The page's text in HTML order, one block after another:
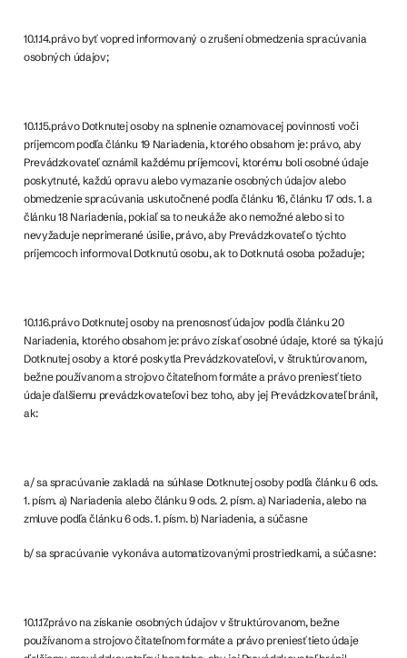
10.1.14.právo byť vopred informovaný o zrušení obmedzenia spracúvania
osobných údajov;
10.1.15.právo Dotknutej osoby na splnenie oznamovacej povinnosti voči
príjemcom podľa článku 19 Nariadenia, ktorého obsahom je: právo, aby
Prevádzkovateľ oznámil každému príjemcovi, ktorému boli osobné údaje
poskytnuté, každú opravu alebo vymazanie osobných údajov alebo
obmedzenie spracúvania uskutočnené podľa článku 16, článku 17 ods. 1. a
článku 18 Nariadenia, pokiaľ sa to neukáže ako nemožné alebo si to
nevyžaduje neprimerané úsilie, právo, aby Prevádzkovateľ o týchto
príjemcoch informoval Dotknutú osobu, ak to Dotknutá osoba požaduje;
10.1.16.právo Dotknutej osoby na prenosnosť údajov podľa článku 20
Nariadenia, ktorého obsahom je: právo získať osobné údaje, ktoré sa týkajú
Dotknutej osoby a ktoré poskytla Prevádzkovateľovi, v štruktúrovanom,
bežne používanom a strojovo čitateľnom formáte a právo preniesť tieto
údaje ďalšiemu prevádzkovateľovi bez toho, aby jej Prevádzkovateľ bránil,
ak:
a/ sa spracúvanie zakladá na súhlase Dotknutej osoby podľa článku 6 ods.
1. písm. a) Nariadenia alebo článku 9 ods. 2. písm. a) Nariadenia, alebo na
zmluve podľa článku 6 ods. 1. písm. b) Nariadenia, a súčasne
b/ sa spracúvanie vykonáva automatizovanými prostriedkami, a súčasne:
10.1.17.právo na získanie osobných údajov v štruktúrovanom, bežne
používanom a strojovo čitateľnom formáte a právo preniesť tieto údaje